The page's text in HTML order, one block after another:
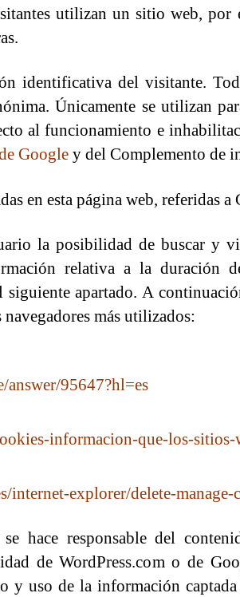
utilizan un sitio web, por
identificativa del visitante.
Únicamente se utilizan
al funcionamiento e
Google y del Complemento de
en esta página web, referidas
la posibilidad de buscar y
relativa a la duración
apartado. A
más utilizados:
95647?hl=es
informacion-que-los-sitios-
internet-explorer/delete-
hace responsable del
de WordPress.com o de
y uso de la información